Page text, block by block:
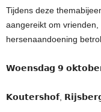
Tijdens deze
aangereikt om
hersenaandoening
𝗪𝗼𝗲𝗻𝘀𝗱𝗮𝗴 𝟵
𝗞𝗼𝘂𝘁𝗲𝗿𝘀𝗵𝗼𝗳,